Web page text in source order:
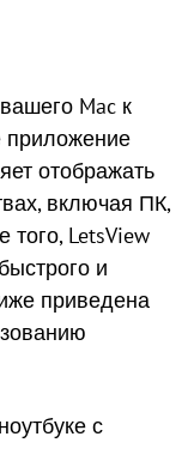
Mac к
приложение
отображать
включая ПК,
LetsView
и
приведена
с